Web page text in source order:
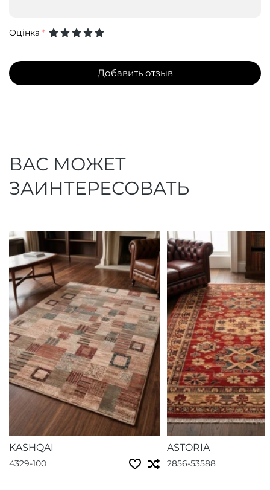
Оцінка *
Добавить отзыв
ВАС МОЖЕТ
ЗАИНТЕРЕСОВАТЬ
KASHQAI
4329-100
ASTORIA
2856-53588